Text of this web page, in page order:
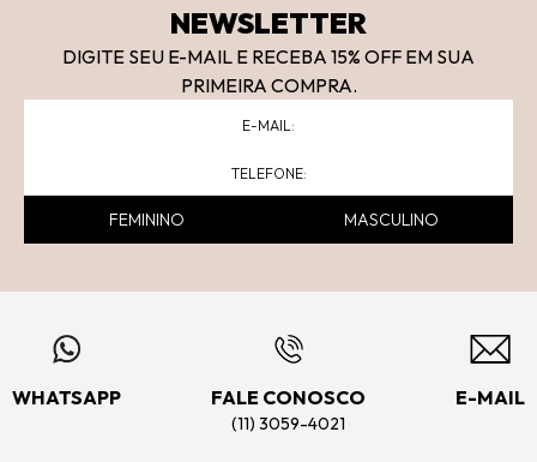
NEWSLETTER
DIGITE SEU E-MAIL E RECEBA 15% OFF EM SUA
PRIMEIRA COMPRA.
FEMININO MASCULINO
WHATSAPP FALE CONOSCO
(11) 3059-4021
E-MAIL